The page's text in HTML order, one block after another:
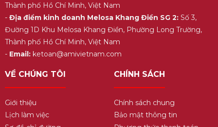
Thành phố Hồ Chí Minh, Việt Nam
- Địa điểm kinh doanh Melosa Khang Điền SG 2:Số 3,
Đường 1D Khu Melosa Khang Điền, Phường Long Trường,
Thành phố Hồ Chí Minh, Việt Nam
- Email:ketoan@amivietnam.com
VỀ CHÚNG TÔI
Giới thiệu
Lịch làm việc
CHÍNH SÁCH
Chính sách chung
Bảo mật thông tin